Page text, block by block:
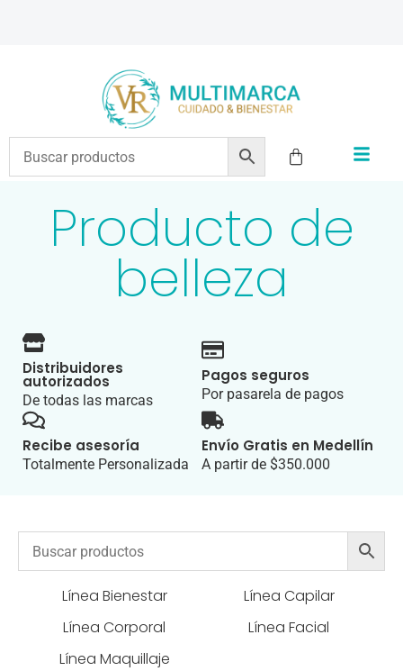
ENVÍOS A TODO EL PAÍS | RECIBIMOS TODOS LOS MEDIOS DE PAGO
Producto de
belleza
Distribuidores
autorizados
De todas las marcas
Pagos seguros
Por pasarela de pagos
Recibe asesoría
Totalmente Personalizada
Envío Gratis en Medellín
A partir de $350.000
Línea Bienestar
Línea Capilar
Línea Corporal
Línea Facial
Línea Maquillaje